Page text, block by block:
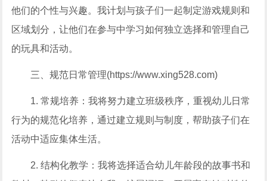
他们的个性与兴趣。我计划与孩子们一起制定游戏规则和
区域划分，让他们在参与中学习如何独立选择和管理自己
的玩具和活动。
三、规范日常管理(https://www.xing528.com)
1. 常规培养：我将努力建立班级秩序，重视幼儿日常
行为的规范化培养，通过建立规则与制度，帮助孩子们在
活动中适应集体生活。
2. 结构化教学：我将选择适合幼儿年龄段的故事书和